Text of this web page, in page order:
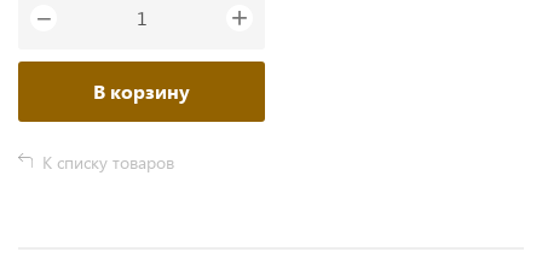
− +
В корзину
К списку товаров